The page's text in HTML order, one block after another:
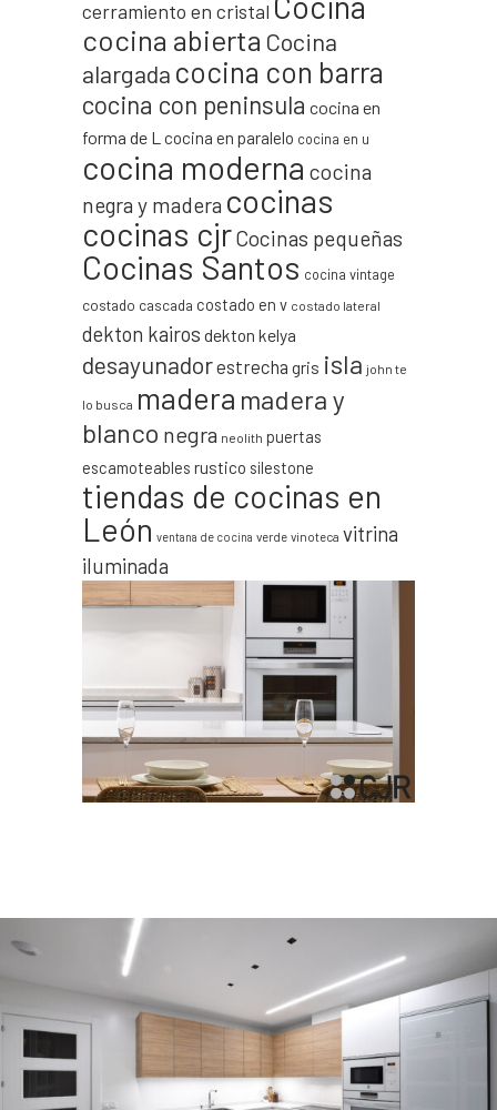
cerramiento en cristal
cocina abierta Cocina
alargada cocina con barra
cocina con peninsula cocina en
forma de L cocina en paralelo cocina en u
cocina moderna cocina
negra y madera cocinas
cocinas cjrCocinas pequeñas
Cocinas Santos cocina vintage
costado cascada costado en v costado lateral
dekton kairos dekton kelya
desayunadorestrecha gris isla john te
lo busca madera madera y
blanco negra neolith puertas
escamoteables rustico silestone
tiendas de cocinas en
León ventana de cocina verde vinoteca vitrina
iluminada